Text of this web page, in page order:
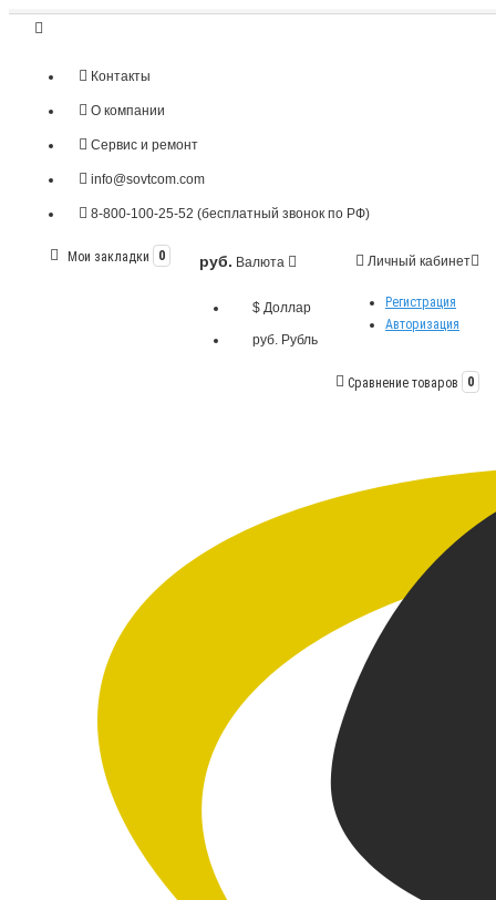
Контакты
О компании
Сервис и ремонт
info@sovtcom.com
8-800-100-25-52 (бесплатный звонок по РФ)
Личный кабинет
Регистрация
Авторизация
руб. Валюта
$ Доллар
руб. Рубль
Мои закладки 0
Сравнение товаров 0